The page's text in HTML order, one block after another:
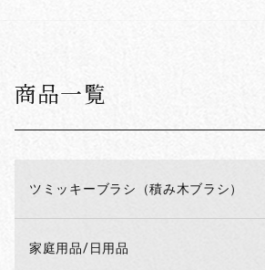
商品一覧
ツミッキーブラシ（積み木ブラシ）
家庭用品/日用品